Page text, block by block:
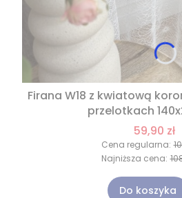
Firana W18 z kwiatową
przelotkach
59,90 zł
Cena regularna:
Najniższa cena:
Do koszyka